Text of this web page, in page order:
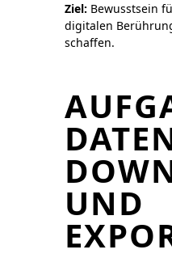
Ziel: Bewusstsein
digitalen
schaffen.
UND